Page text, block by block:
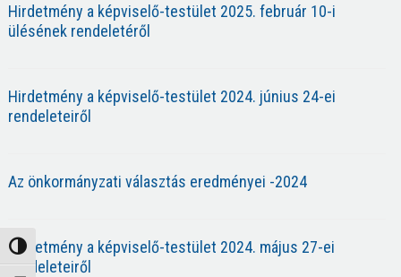
Nagy kontraszt váltása
Hirdetmény a képviselő-testület 2025. február 10-i
ülésének rendeletéről
Hirdetmény a képviselő-testület 2024. június 24-ei
rendeleteiről
Az önkormányzati választás eredményei -2024
Hirdetmény a képviselő-testület 2024. május 27-ei
rendeleteiről